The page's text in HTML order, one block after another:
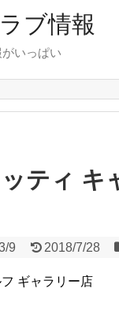
ブ情報
いっぱい
ティ キ
9 2018/7/28
ギャラリー店